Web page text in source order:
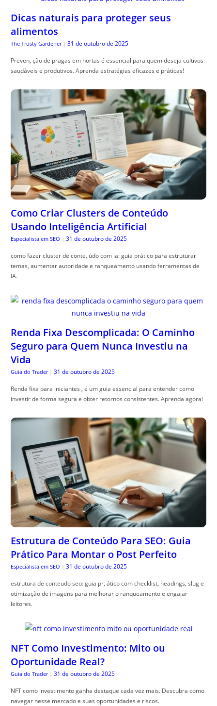
Dicas naturais para proteger seus
alimentos
The Trusty Gardener | 31 de outubro de 2025
Preven, ção de pragas em hortas é essencial para quem deseja cultivos
saudáveis e produtivos. Aprenda estratégias eficazes e práticas!
Como Criar Clusters de Conteúdo
Usando Inteligência Artificial
Especialista em SEO | 31 de outubro de 2025
como fazer cluster de conte, údo com ia: guia prático para estruturar
temas, aumentar autoridade e ranqueamento usando ferramentas de
IA.
Renda Fixa Descomplicada: O Caminho
Seguro para Quem Nunca Investiu na
Vida
Guia do Trader | 31 de outubro de 2025
Renda fixa para iniciantes , é um guia essencial para entender como
investir de forma segura e obter retornos consistentes. Aprenda agora!
Estrutura de Conteúdo Para SEO: Guia
Prático Para Montar o Post Perfeito
Especialista em SEO | 31 de outubro de 2025
estrutura de conteudo seo: guia pr, ático com checklist, headings, slug e
otimização de imagens para melhorar o ranqueamento e engajar
leitores.
NFT Como Investimento: Mito ou
Oportunidade Real?
Guia do Trader | 31 de outubro de 2025
NFT como investimento ganha destaque cada vez mais. Descubra como
navegar nesse mercado e suas oportunidades e riscos.